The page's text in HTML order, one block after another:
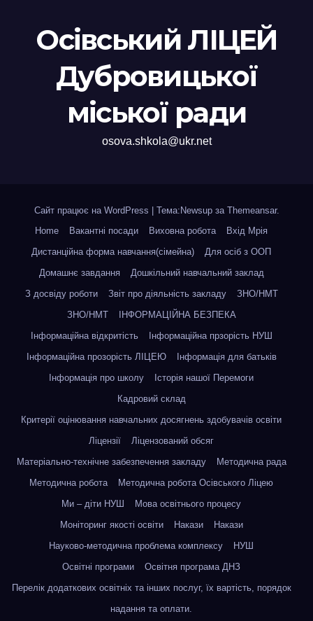
Осівський ЛІЦЕЙ
Дубровицької
міської ради
osova.shkola@ukr.net
Сайт працює на WordPress Тема:Newsup за Themeansar.
Home
Вакантні посади Виховна робота
Вхід Мрія
Дистанційна форма навчання(сімейна)
Для осіб з ООП
Домашнє завдання
Дошкільний навчальний заклад
З досвіду роботи
Звіт про діяльність закладу
ЗНО/НМТ
ЗНО/НМТ
ІНФОРМАЦІЙНА БЕЗПЕКА
Інформаційна відкритість
Інформаційна прзорість НУШ
Інформаційна прозорість ЛІЦЕЮ
Інформація для батьків
Інформація про школу
Історія нашої Перемоги
Кадровий склад
Критерії оцінювання навчальних досягнень здобувачів освіти
Ліцензії
Ліцензований обсяг
Матеріально-технічне забезпечення закладу
Методична рада
Методична робота
Методична робота Осівського Ліцею
Ми – діти НУШ
Мова освітнього процесу
Моніторинг якості освіти
Накази
Накази
Науково-методична проблема комплексу
НУШ
Освітні програми
Освітня програма ДНЗ
Перелік додаткових освітніх та інших послуг, їх вартість, порядок
надання та оплати.